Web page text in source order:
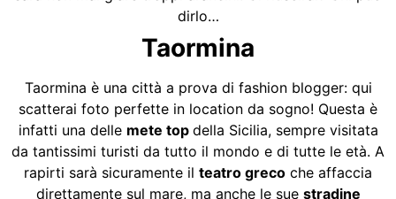
dirlo…
Taormina
Taormina è una città a prova di fashion blogger: qui
scatterai foto perfette in location da sogno! Questa è
infatti una delle mete top della Sicilia, sempre visitata
da tantissimi turisti da tutto il mondo e di tutte le età. A
rapirti sarà sicuramente il teatro greco che affaccia
direttamente sul mare, ma anche le sue stradine